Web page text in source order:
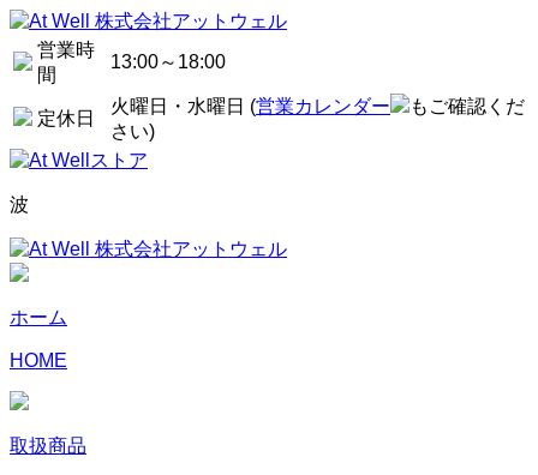
営業時
間
13:00～18:00
定休日
火曜日・水曜日 (営業カレンダー
もご確認くだ
さい)
波
ホーム
HOME
取扱商品